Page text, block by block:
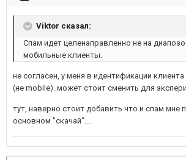
Viktor сказал:
Спам идет целенаправленно не на
мобильные клиенты.
не согласен, у меня в идентификации
(не mobile). может стоит сменить для
тут, наверно стоит добавить что и спам мне
основном "скачай"....